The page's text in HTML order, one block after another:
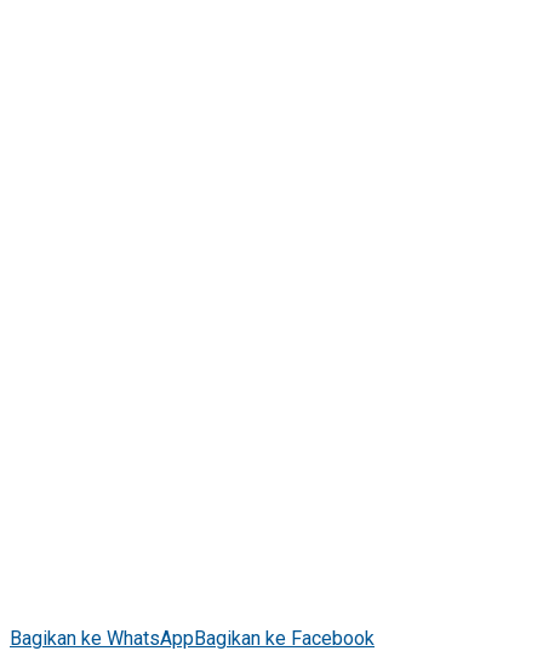
Bagikan ke WhatsAppBagikan ke Facebook